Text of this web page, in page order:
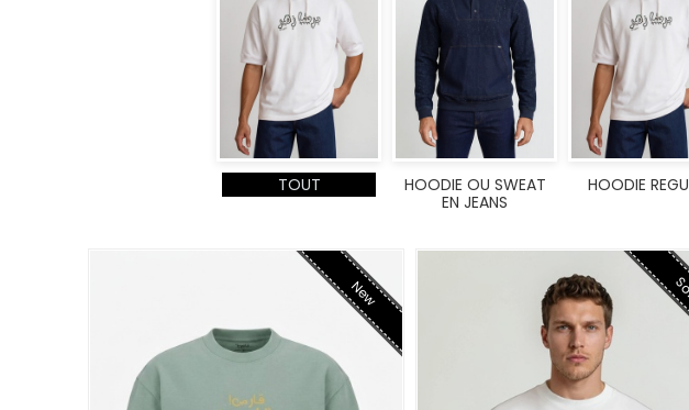
TOUT
HOODIE OU SWEAT
EN JEANS
HOODIE
New